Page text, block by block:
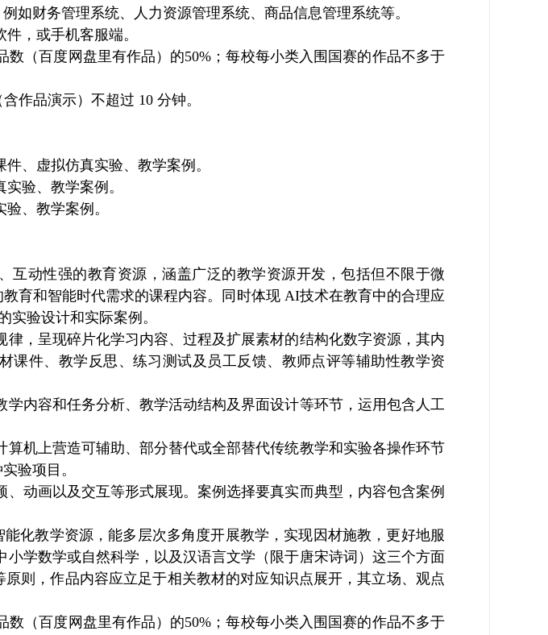
如财务管理系统、人力资源管理系统、商品信息管理系统等。
，或手机客服端。
数（百度网盘里有作品）的50%；每校每小类入围国赛的作品不多于
作品演示）不超过 10 分钟。
、虚拟仿真实验、教学案例。
验、教学案例。
、教学案例。
互动性强的教育资源，涵盖广泛的教学资源开发，包括但不限于微
育和智能时代需求的课程内容。同时体现 AI技术在教育中的合理应
验设计和实际案例。
，呈现碎片化学习内容、过程及扩展素材的结构化数字资源，其内
课件、教学反思、练习测试及员工反馈、教师点评等辅助性教学资
内容和任务分析、教学活动结构及界面设计等环节，运用包含人工
算机上营造可辅助、部分替代或全部替代传统教学和实验各操作环节
验项目。
动画以及交互等形式展现。案例选择要真实而典型，内容包含案例
化教学资源，能多层次多角度开展教学，实现因材施教，更好地服
学数学或自然科学，以及汉语言文学（限于唐宋诗词）这三个方面
则，作品内容应立足于相关教材的对应知识点展开，其立场、观点
数（百度网盘里有作品）的50%；每校每小类入围国赛的作品不多于